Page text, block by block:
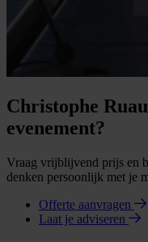
Christophe
evenement?
Vraag vrijblijvend prijs en
denken persoonlijk met je
Offerte aanvragen
Laat je adviseren